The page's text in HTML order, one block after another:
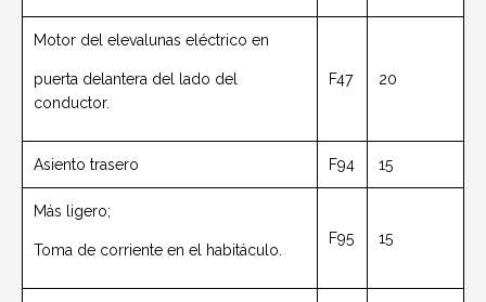
Motor del elevalunas eléctrico en
puerta delantera del lado del
conductor.
F47 20
Asiento trasero F94 15
Más ligero;
Toma de corriente en el habitáculo.
F95 15